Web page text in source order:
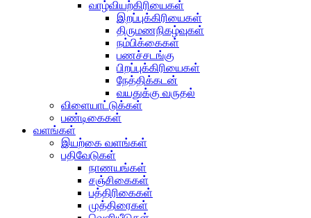
வாழ்வியற்கிரியைகள்
இறப்புக்கிரியைகள்
திருமணநிகழ்வுகள்
நம்பிக்கைகள்
பணச்சடங்கு
பிறப்புக்கிரியைகள்
நேத்திக்கடன்
வயதுக்கு வருதல்
விளையாட்டுக்கள்
பண்டிகைகள்
வளங்கள்
இயற்கை வளங்கள்
பதிவேடுகள்
நாணயங்கள்
சஞ்சிகைகள்
பத்திரிகைகள்
முத்திரைகள்